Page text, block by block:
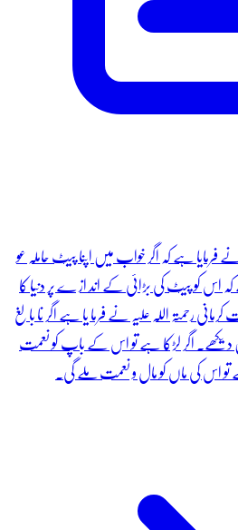
فرمایا ہے کہ اگر خواب میں اپنا پیٹ حاملہ عو
اس کو پیٹ کی بڑائی کے اند از ے پر دنیا کا
رحمتہ اللہ علیہ نے فرما یا ہے اگر نا با لغ
دیکھے۔ اگر لڑکا ہے تو اس کے باپ کو نعمت
تو اس کی ماں کو مال و نعمت ملے گی۔